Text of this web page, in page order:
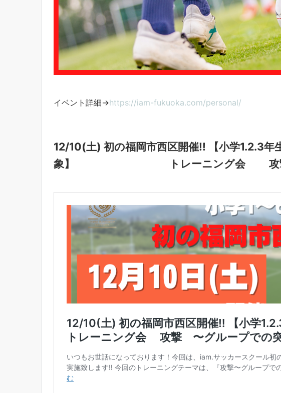
イベント詳細→https://iam-fukuoka.com/personal/
12/10(土) 初の福岡市西区開催‼︎ 【小学1.2.3年
象】 トレーニング会 攻撃 〜